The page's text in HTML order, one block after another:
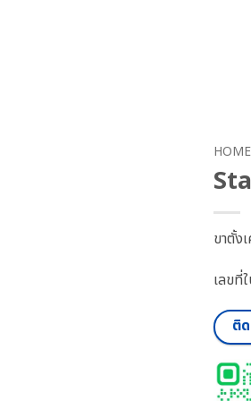
HOME
ขาตั้ง
เลขที่
ติ